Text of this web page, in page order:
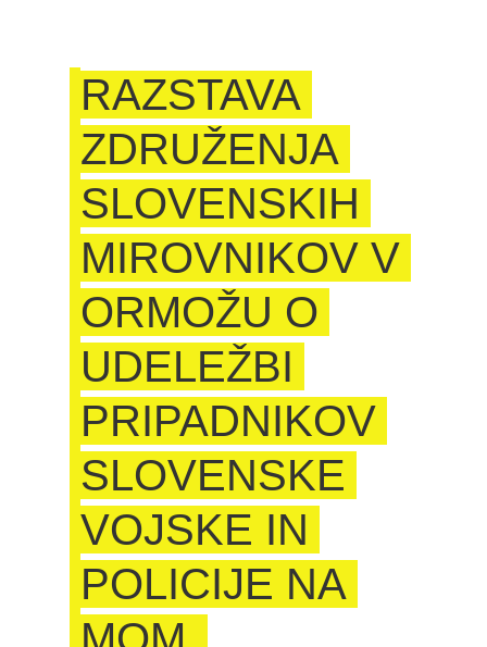
RAZSTAVA
ZDRUŽENJA
SLOVENSKIH
MIROVNIKOV V
ORMOŽU O
UDELEŽBI
PRIPADNIKOV
SLOVENSKE
VOJSKE IN
POLICIJE NA